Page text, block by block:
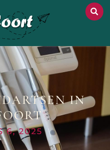
IN
6, 2025